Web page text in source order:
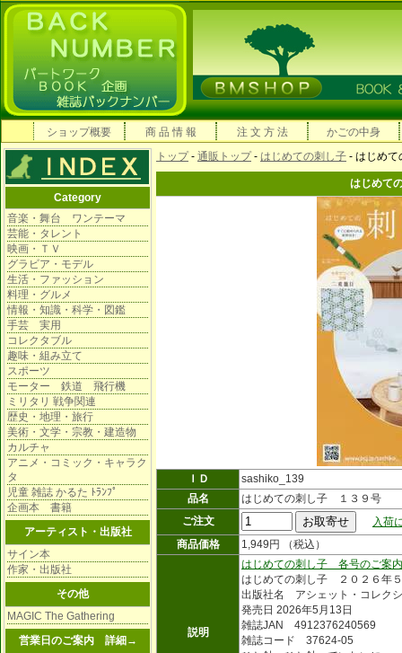
ショップ概要 商 品 情 報 注 文 方 法 かごの中身
Category
音楽・舞台 ワンテーマ
芸能・タレント
映画・ＴＶ
グラビア・モデル
生活・ファッション
料理・グルメ
情報・知識・科学・図鑑
手芸 実用
コレクタブル
趣味・組み立て
スポーツ
モーター 鉄道 飛行機
ミリタリ 戦争関連
歴史・地理・旅行
美術・文学・宗教・建造物
カルチャ
アニメ・コミック・キャラク
タ
児童 雑誌 かるた ﾄﾗﾝﾌﾟ
企画本 書籍
アーティスト・出版社
サイン本
作家・出版社
その他
MAGIC The Gathering
営業日のご案内 詳細→
トップ- 通販トップ- はじめての刺し子 - はじめ
はじめて
ＩＤ
sashiko_139
品名
はじめての刺し子 １３９号
ご注文
入荷
商品価格
1,949円 （税込）
説明
はじめての刺し子 各号のご案内
はじめての刺し子 ２０２６年
出版社名 アシェット・コレク
発売日 2026年5月13日
雑誌JAN 4912376240569
雑誌コード 37624-05